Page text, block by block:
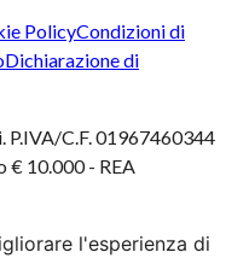
PolicyCondizioni di
Dichiarazione di
C.F. 01967460344
€ 10.000 - REA
l'esperienza di